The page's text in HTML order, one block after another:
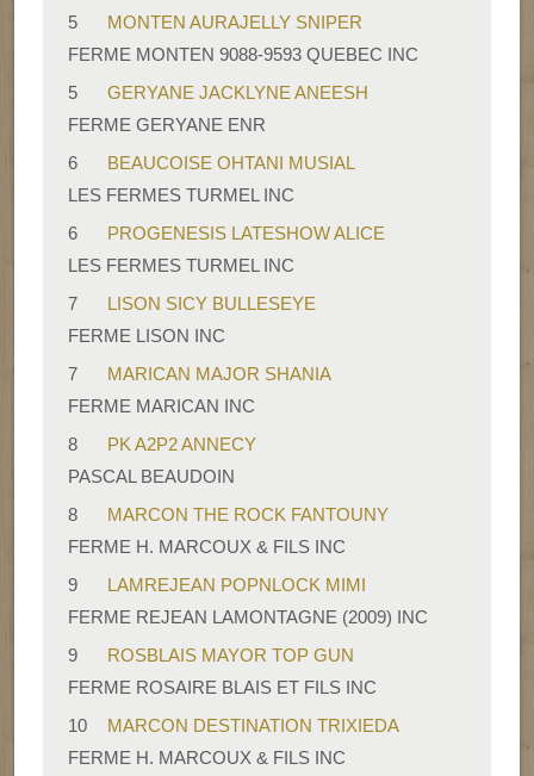
5
MONTEN AURAJELLY SNIPER
FERME MONTEN 9088-9593 QUEBEC INC
5
GERYANE JACKLYNE ANEESH
FERME GERYANE ENR
6
BEAUCOISE OHTANI MUSIAL
LES FERMES TURMEL INC
6
PROGENESIS LATESHOW ALICE
LES FERMES TURMEL INC
7
LISON SICY BULLESEYE
FERME LISON INC
7
MARICAN MAJOR SHANIA
FERME MARICAN INC
8
PK A2P2 ANNECY
PASCAL BEAUDOIN
8
MARCON THE ROCK FANTOUNY
FERME H. MARCOUX & FILS INC
9
LAMREJEAN POPNLOCK MIMI
FERME REJEAN LAMONTAGNE (2009) INC
9
ROSBLAIS MAYOR TOP GUN
FERME ROSAIRE BLAIS ET FILS INC
10
MARCON DESTINATION TRIXIEDA
FERME H. MARCOUX & FILS INC